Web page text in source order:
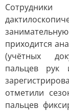
приходится
(учётных
пальцев рук
отметили
пальцев